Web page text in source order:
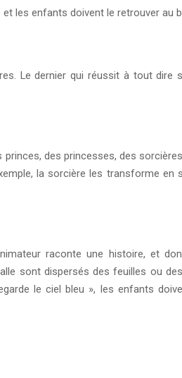
les enfants doivent le retrouver au
Le dernier qui réussit à tout dire
des princesses, des
la sorcière les transforme en
raconte une histoire, et
sont dispersés des feuilles ou
le ciel bleu », les enfants